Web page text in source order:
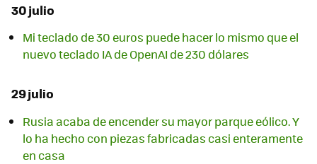
30 julio
Mi teclado de 30 euros puede hacer lo mismo que el
nuevo teclado IA de OpenAI de 230 dólares
29 julio
Rusia acaba de encender su mayor parque eólico. Y
lo ha hecho con piezas fabricadas casi enteramente
en casa